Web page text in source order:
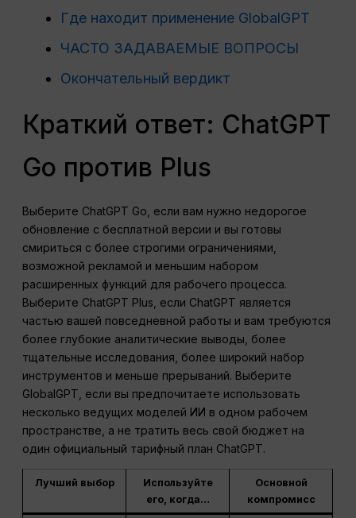
Где находит применение GlobalGPT
ЧАСТО ЗАДАВАЕМЫЕ ВОПРОСЫ
Окончательный вердикт
Краткий ответ: ChatGPT
Go против Plus
Выберите ChatGPT Go, если вам нужно недорогое
обновление с бесплатной версии и вы готовы
смириться с более строгими ограничениями,
возможной рекламой и меньшим набором
расширенных функций для рабочего процесса.
Выберите ChatGPT Plus, если ChatGPT является
частью вашей повседневной работы и вам требуются
более глубокие аналитические выводы, более
тщательные исследования, более широкий набор
инструментов и меньше прерываний. Выберите
GlobalGPT, если вы предпочитаете использовать
несколько ведущих моделей ИИ в одном рабочем
пространстве, а не тратить весь свой бюджет на
один официальный тарифный план ChatGPT.
Лучший выбор
Используйте
его, когда…
Основной
компромисс